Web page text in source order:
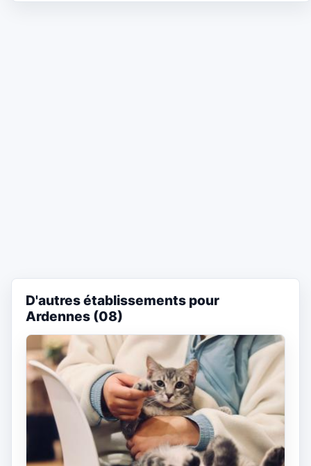
D'autres établissements pour
Ardennes (08)